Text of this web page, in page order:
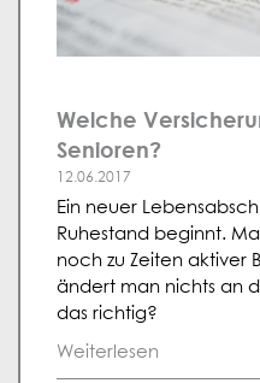
Welche
Senioren?
12.06.2017
Ein neuer
Ruhestand beginnt.
noch zu Zeiten aktiver
ändert man nichts an
das richtig?
Weiterlesen